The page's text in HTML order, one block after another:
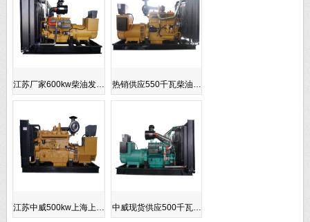
江苏厂家600kw柴油发… 热销供应550千瓦柴油…
江苏中威500kw上海上… 中威现货供应500千瓦…